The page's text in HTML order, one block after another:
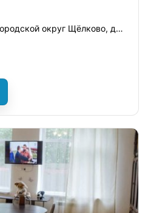
Московская область, городской округ Щёлково, дачный посёлок Загорянский,